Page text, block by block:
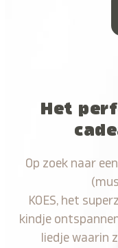
Het
Op zoek naar
KOES, het
kindje
liedje waarin